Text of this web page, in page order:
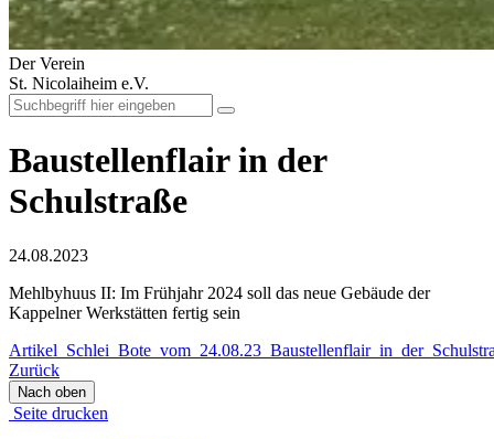
Der Verein
St. Nicolaiheim e.V.
Baustellenflair in der
Schulstraße
24.08.2023
Mehlbyhuus II: Im Frühjahr 2024 soll das neue Gebäude der
Kappelner Werkstätten fertig sein
Zurück
Nach oben
Seite drucken